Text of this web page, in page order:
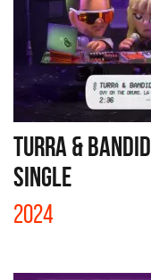
TURRA &
SINGLE
2024